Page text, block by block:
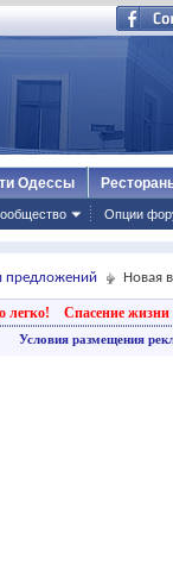
Опции
Одессы
предложений Новая
легко! Спасение жизни
Условия размещения